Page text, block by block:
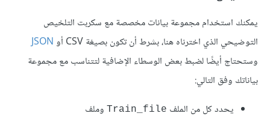
يمكنك استخدام مجموعة بيانات مخصصة مع سكربت التلخيص
التوضيحي الذي اخترناه هنا، بشرط أن تكون بصيغة CSV أو
JSON
وستحتاج أيضًا لضبط بعض الوسطاء الإضافية لتتناسب مع مجموعة
بياناتك وفق التالي:
يحدد كل من الملف Train_file وملف